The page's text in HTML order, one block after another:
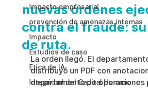
Impacto empresarial
prevención de amenazas internas
Impacto
Estudios de caso
Etica de IA
Integridad del Capital Humano
nuevas órdenes
contra el fraude:
de ruta.
La orden llegó. El
distribuyó un PDF con
departamento de operaciones